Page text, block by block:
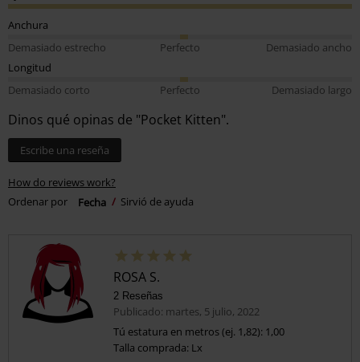
Anchura
Demasiado estrecho
Perfecto
Demasiado ancho
Longitud
Demasiado corto
Perfecto Demasiado largo
Dinos qué opinas de "Pocket Kitten".
Escribe una reseña
How do reviews work?
Ordenar por
Fecha Sirvió de ayuda
ROSA S.
2 Reseñas
Publicado: martes, 5 julio, 2022
Tú estatura en metros (ej. 1,82): 1,00
Talla comprada: Lx